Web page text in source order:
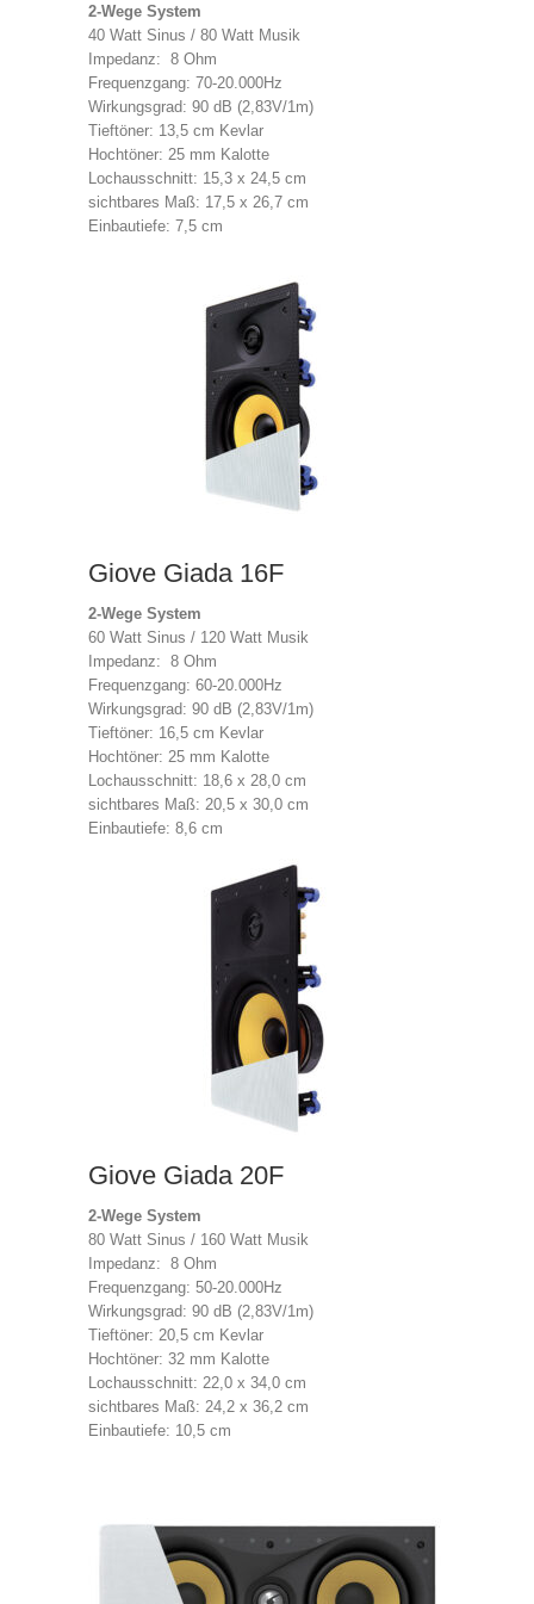
2-Wege System
40 Watt Sinus / 80 Watt Musik
Impedanz: 8 Ohm
Frequenzgang: 70-20.000Hz
Wirkungsgrad: 90 dB (2,83V/1m)
Tieftöner: 13,5 cm Kevlar
Hochtöner: 25 mm Kalotte
Lochausschnitt: 15,3 x 24,5 cm
sichtbares Maß: 17,5 x 26,7 cm
Einbautiefe: 7,5 cm
Giove Giada 16F
2-Wege System
60 Watt Sinus / 120 Watt Musik
Impedanz: 8 Ohm
Frequenzgang: 60-20.000Hz
Wirkungsgrad: 90 dB (2,83V/1m)
Tieftöner: 16,5 cm Kevlar
Hochtöner: 25 mm Kalotte
Lochausschnitt: 18,6 x 28,0 cm
sichtbares Maß: 20,5 x 30,0 cm
Einbautiefe: 8,6 cm
Giove Giada 20F
2-Wege System
80 Watt Sinus / 160 Watt Musik
Impedanz: 8 Ohm
Frequenzgang: 50-20.000Hz
Wirkungsgrad: 90 dB (2,83V/1m)
Tieftöner: 20,5 cm Kevlar
Hochtöner: 32 mm Kalotte
Lochausschnitt: 22,0 x 34,0 cm
sichtbares Maß: 24,2 x 36,2 cm
Einbautiefe: 10,5 cm